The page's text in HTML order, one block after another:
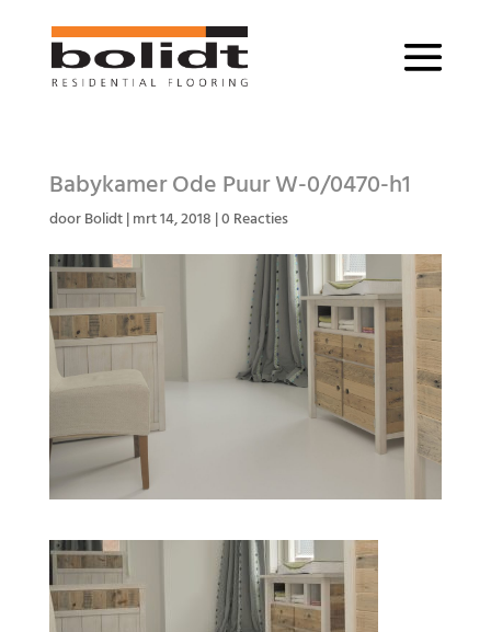
Babykamer Ode Puur W-0/0470-h1
doorBolidt|mrt 14, 2018 |0 Reacties